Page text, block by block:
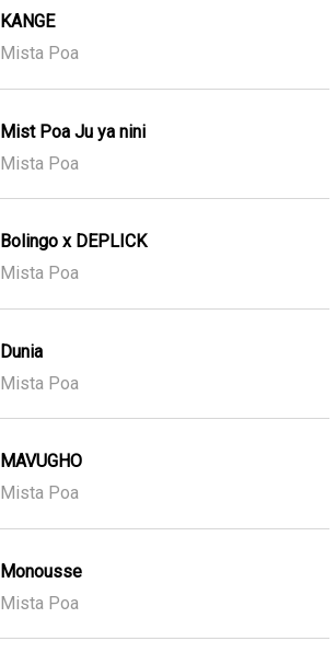
KANGE
Mista Poa
Mist Poa Ju ya nini
Mista Poa
Bolingo x DEPLICK
Mista Poa
Dunia
Mista Poa
MAVUGHO
Mista Poa
Monousse
Mista Poa